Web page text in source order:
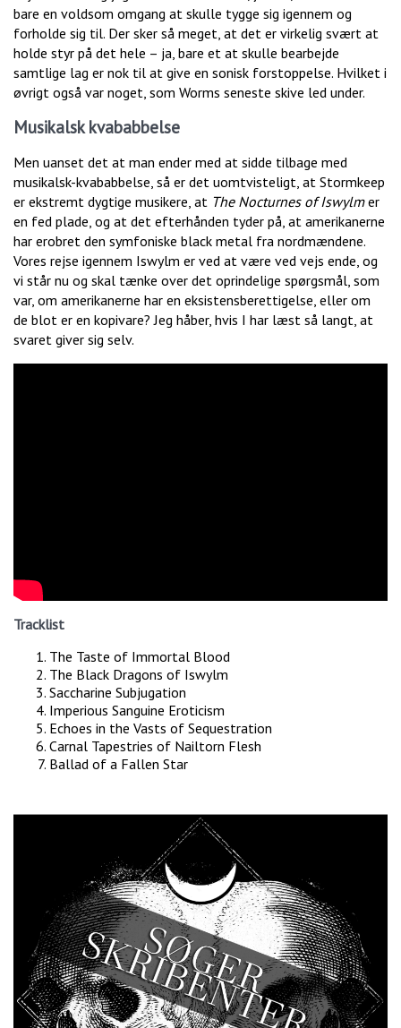
bare en voldsom omgang at skulle tygge sig igennem og
forholde sig til. Der sker så meget, at det er virkelig svært at
holde styr på det hele – ja, bare et at skulle bearbejde
samtlige lag er nok til at give en sonisk forstoppelse. Hvilket i
øvrigt også var noget, som Worms seneste skive led under.
Musikalsk kvababbelse
Men uanset det at man ender med at sidde tilbage med
musikalsk-kvababbelse, så er det uomtvisteligt, at Stormkeep
er ekstremt dygtige musikere, at The Nocturnes of Iswylmer
en fed plade, og at det efterhånden tyder på, at amerikanerne
har erobret den symfoniske black metal fra nordmændene.
Vores rejse igennem Iswylm er ved at være ved vejs ende, og
vi står nu og skal tænke over det oprindelige spørgsmål, som
var, om amerikanerne har en eksistensberettigelse, eller om
de blot er en kopivare? Jeg håber, hvis I har læst så langt, at
svaret giver sig selv.
Tracklist
The Taste of Immortal Blood
The Black Dragons of Iswylm
Saccharine Subjugation
Imperious Sanguine Eroticism
Echoes in the Vasts of Sequestration
Carnal Tapestries of Nailtorn Flesh
Ballad of a Fallen Star